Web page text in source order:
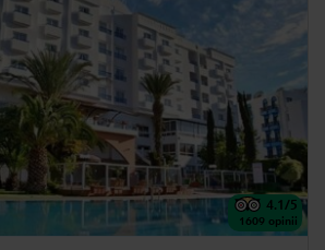
4.1/5
1609 opinii